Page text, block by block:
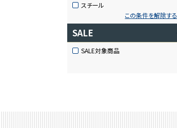
スチール
この条件を解除する
SALE
SALE対象商品